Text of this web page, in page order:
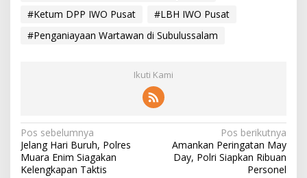
#Ketum DPP IWO Pusat
#LBH IWO Pusat
#Penganiayaan Wartawan di Subulussalam
Ikuti Kami
N
a
Pos sebelumnya
Jelang Hari Buruh, Polres
Muara Enim Siagakan
Kelengkapan Taktis
Pos berikutnya
Amankan Peringatan May
Day, Polri Siapkan Ribuan
Personel